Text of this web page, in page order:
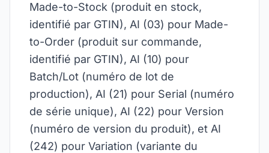
Made-to-Stock (produit en stock,
identifié par GTIN), AI (03) pour Made-
to-Order (produit sur commande,
identifié par GTIN), AI (10) pour
Batch/Lot (numéro de lot de
production), AI (21) pour Serial (numéro
de série unique), AI (22) pour Version
(numéro de version du produit), et AI
(242) pour Variation (variante du